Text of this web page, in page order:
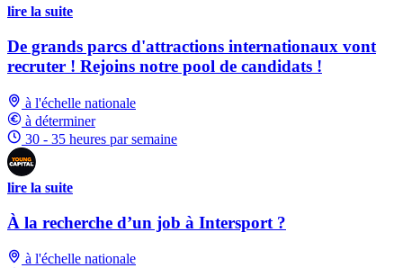
lire la suite
De grands parcs d'attractions internationaux vont
recruter ! Rejoins notre pool de candidats !
à l'échelle nationale
à déterminer
30 - 35 heures par semaine
lire la suite
À la recherche d’un job à Intersport ?
à l'échelle nationale